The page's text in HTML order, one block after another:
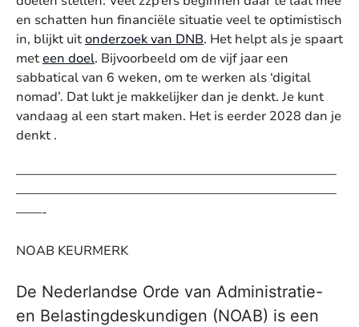
en schatten hun financiële situatie veel te optimistisch
in, blijkt uitonderzoek van DNB. Het helpt als je spaart
meteen doel. Bijvoorbeeld om de vijf jaar een
sabbatical van 6 weken, om te werken als ‘digital
nomad’. Dat lukt je makkelijker dan je denkt. Je kunt
vandaag al een start maken. Het is eerder 2028 dan je
denkt .
—————————————————————————
—————————————————————————
——-
NOAB KEURMERK
De Nederlandse Orde van Administratie-
en Belastingdeskundigen (NOAB) is een